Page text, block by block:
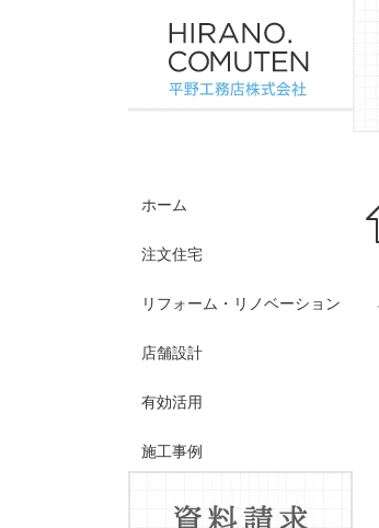
ホーム
注文住宅
リフォーム・リノベーション
店舗設計
有効活用
施工事例